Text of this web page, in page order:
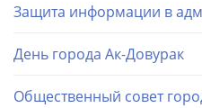
Защита информации в
День города Ак-Довурак
Общественный совет